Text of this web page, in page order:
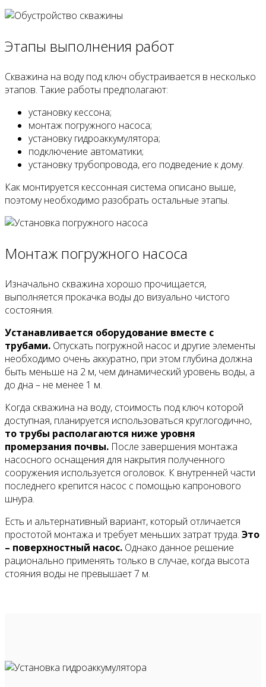
Этапы выполнения работ
Скважина на воду под ключ обустраивается в несколько
этапов. Такие работы предполагают:
установку кессона;
монтаж погружного насоса;
установку гидроаккумулятора;
подключение автоматики;
установку трубопровода, его подведение к дому.
Как монтируется кессонная система описано выше,
поэтому необходимо разобрать остальные этапы.
Монтаж погружного насоса
Изначально скважина хорошо прочищается,
выполняется прокачка воды до визуально чистого
состояния.
Устанавливается оборудование вместе с
трубами. Опускать погружной насос и другие элементы
необходимо очень аккуратно, при этом глубина должна
быть меньше на 2 м, чем динамический уровень воды, а
до дна – не менее 1 м.
Когда скважина на воду, стоимость под ключ которой
доступная, планируется использоваться круглогодично,
то трубы располагаются ниже уровня
промерзания почвы. После завершения монтажа
насосного оснащения для накрытия полученного
сооружения используется оголовок. К внутренней части
последнего крепится насос с помощью капронового
шнура.
Есть и альтернативный вариант, который отличается
простотой монтажа и требует меньших затрат труда. Это
– поверхностный насос. Однако данное решение
рационально применять только в случае, когда высота
стояния воды не превышает 7 м.